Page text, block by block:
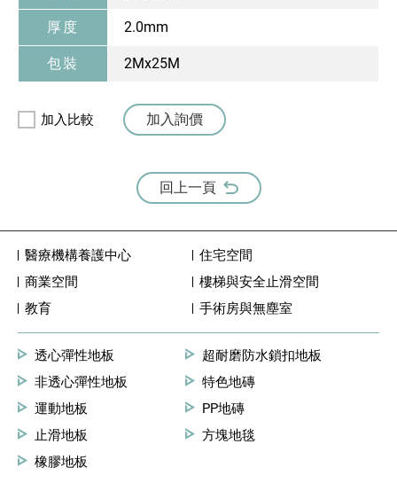
厚度 2.0mm
包裝 2Mx25M
加入比較 加入詢價
回上一頁
醫療機構養護中心
商業空間
教育
住宅空間
樓梯與安全止滑空間
手術房與無塵室
透心彈性地板
非透心彈性地板
運動地板
止滑地板
橡膠地板
超耐磨防水鎖扣地板
特色地磚
PP地磚
方塊地毯